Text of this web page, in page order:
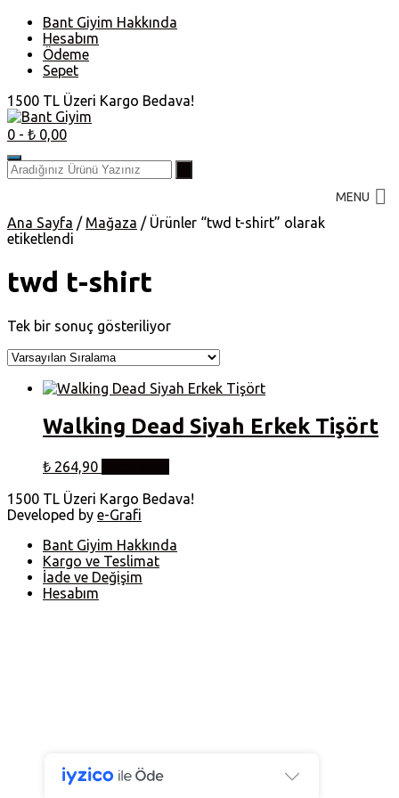
Skip
content
Bant Giyim Hakkında
Hesabım
Ödeme
Sepet
1500 TL Üzeri Kargo Bedava!
0 - ₺ 0,00
MENU
Ana Sayfa / Mağaza / Ürünler “twd t-shirt” olarak
etiketlendi
twd t-shirt
Tek bir sonuç gösteriliyor
Walking Dead Siyah Erkek Tişört
₺ 264,90
Bu
ürünün
birden
var.
1500 TL Üzeri Kargo Bedava!
Developed by e-Grafi
Bant Giyim Hakkında
Kargo ve Teslimat
İade ve Değişim
Hesabım